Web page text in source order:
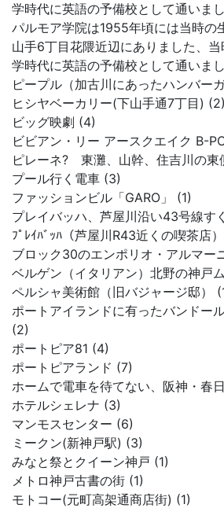
学時代に英語の予備校として通いま
パルモア学院は1955年頃には当時の
山手6丁目花隈近辺にありました、
学時代に英語の予備校として通いま
ピープル（加古川にあったハンバー
ヒシヤベーカリー(下山手通7丁目) (2)
ビッグ映劇 (4)
ビビアン・リー アースクエイク B-
ピレーネ? 東灘、山幹、住吉川の東
プール行く電車 (3)
ファッションビル「GARO」 (1)
プレイバッハ、芦屋川沿い43号線す
ﾌﾟﾚｲﾊﾞｯﾊ（芦屋川R43近くの喫茶店
ブロック30のエンポリオ・アルマー
ベルゲン（イタリアン）北野の神戸
ペルシャ美術館（旧バジャージ邸）
ポートアイランドに有ったバンドー
(2)
ポートピア81 (4)
ポートピアランド (7)
ホームで電車を待てない、阪神・春
ホテルシェレナ (3)
マンモスセンター (6)
ミークン(新神戸駅) (3)
みなと祭とクイーン神戸 (1)
メトロ神戸古書の街 (1)
モトコー(元町高架通商店街) (1)